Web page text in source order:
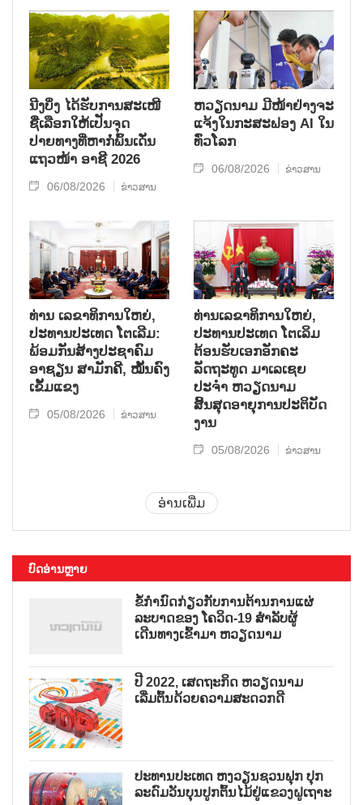
ນີງບິ່ງ ໄດ້ຮັບການສະເໜີ
ຊື່ເລືອກໃຫ້ເປັນຈຸດ
ປາຍທາງທີ່ຫາກໍ່ພົ້ນເດັ່ນ
ແຖວໜ້າ ອາຊີ 2026
06/08/2026 ຂ່າວສານ
ຫວຽດນາມ ມີໜ້າຢ່າງຈະ
ແຈ້ງໃນກະສະຟອງ AI ໃນ
ທົ່ວໂລກ
06/08/2026 ຂ່າວສານ
ທ່ານ ເລຂາທິການໃຫຍ່,
ປະທານປະເທດ ໂຕເລີມ:
ພ້ອມກັນສ້າງປະຊາຄົມ
ອາຊຽນ ສາມັກຄີ, ໝັ້ນຄົງ
ເຂັ້ມແຂງ
05/08/2026 ຂ່າວສານ
ທ່ານເລຂາທິການໃຫຍ່,
ປະທານປະເທດ ໂຕເລິມ
ຕ້ອນຮັບເອກອັກຄະ
ລັດຖະທູດ ມາເລເຊຍ
ປະຈຳ ຫວຽດນາມ
ສິ້ນສຸດອາຍຸການປະຕິບັດ
ງານ
05/08/2026 ຂ່າວສານ
ອ່ານເພີ່ມ
ບົດອ່ານຫຼາຍ
ຂໍ້ກຳນົດກ່ຽວກັບການຕ້ານການແຜ່
ລະບາດຂອງ ໂຄວິດ-19 ສຳລັບຜູ້
ເດີນທາງເຂົ້າມາ ຫວຽດນາມ
ປີ 2022, ເສດຖະກິດ ຫວຽດນາມ
ເລີ່ມຕົ້ນດ້ວຍຄວາມສະດວກດີ
ປະທານປະເທດ ຫງວຽນຊວນຟຸກ ປຸກ
ລະດົມວັນບຸນປູກຕົ້ນໄມ້ຢູ່ແຂວງຝູເຖາະ